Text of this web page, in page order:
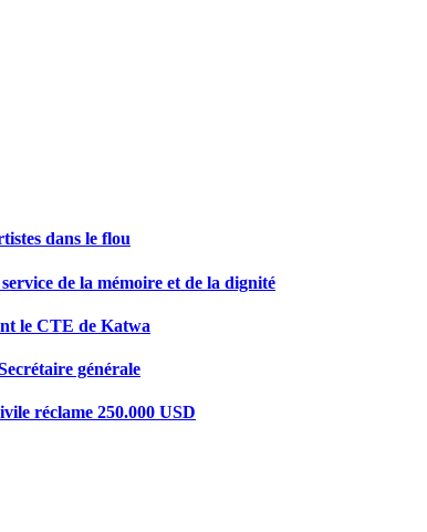
dans le flou
de la mémoire et de la dignité
le CTE de Katwa
générale
réclame 250.000 USD